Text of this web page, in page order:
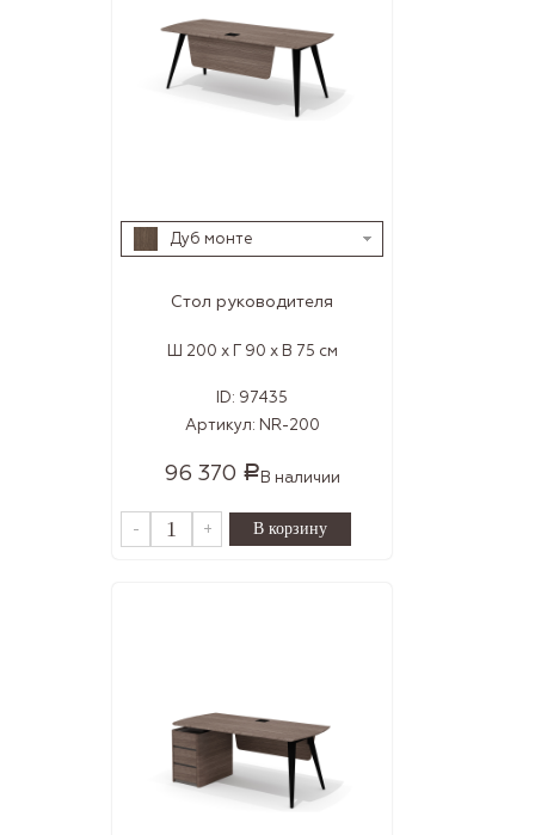
Дуб монте
Стол руководителя
Ш 200 x Г 90 x В 75 см
ID: 97435
Артикул: NR-200
96 370 Р В наличии
- +